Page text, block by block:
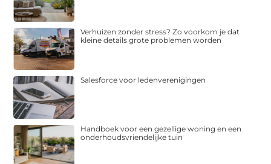
Verhuizen zonder stress? Zo voorkom je dat
kleine details grote problemen worden
Salesforce voor ledenverenigingen
Handboek voor een gezellige woning en een
onderhoudsvriendelijke tuin